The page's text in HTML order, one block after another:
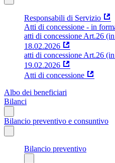
Responsabili di Servizio
Atti di concessione - in
atti di concessione Art.26
18.02.2026
atti di concessione Art.26
19.02.2026
Atti di concessione
Albo dei beneficiari
Bilanci
Bilancio preventivo e consuntivo
Bilancio preventivo